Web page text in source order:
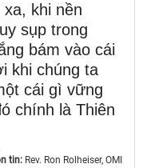
khi nền
sụp trong
bám vào cái
khi chúng ta
cái gì vững
chính là Thiên
tin: Rev. Ron Rolheiser, OMI